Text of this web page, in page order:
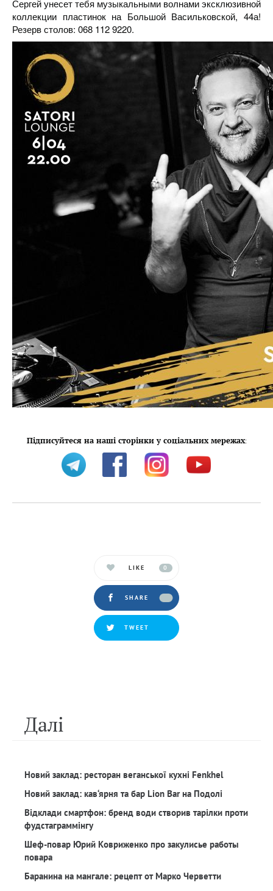
Сергей унесет тебя музыкальными волнами эксклюзивной
коллекции пластинок на Большой Васильковской, 44а!
Резерв столов: 068 112 9220.
Підписуйтеся на наші сторінки у соціальних мережах:
LIKE 0
SHARE
TWEET
Далi
Новий заклад: ресторан веганської кухні Fenkhel
Новий заклад: кав‘ярня та бар Lion Bar на Подолі
Відклади смартфон: бренд води створив тарілки проти
фудстаграммінгу
Шеф-повар Юрий Ковриженко про закулисье работы
повара
Баранина на мангале: рецепт от Марко Черветти